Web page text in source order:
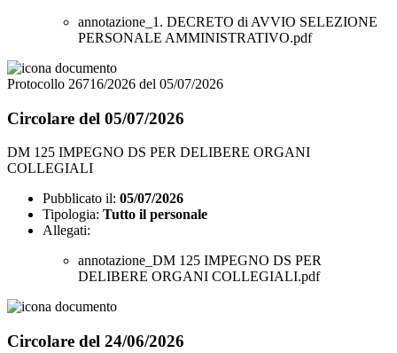
annotazione_1. DECRETO di AVVIO SELEZIONE
PERSONALE AMMINISTRATIVO.pdf
Protocollo 26716/2026 del 05/07/2026
Circolare del 05/07/2026
DM 125 IMPEGNO DS PER DELIBERE ORGANI
COLLEGIALI
Pubblicato il: 05/07/2026
Tipologia: Tutto il personale
Allegati:
annotazione_DM 125 IMPEGNO DS PER
DELIBERE ORGANI COLLEGIALI.pdf
Circolare del 24/06/2026